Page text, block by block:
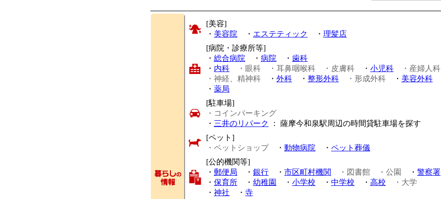
[美容]
・ 美容院 ・ エステティック ・ 理髪店
[病院・診療所等]
・ 総合病院 ・ 病院 ・ 歯科
・ 内科 ・眼科 ・耳鼻咽喉科 ・皮膚科 ・ 小児科 ・産婦人科
・神経、精神科 ・ 外科 ・ 整形外科 ・形成外科 ・ 美容外科
・ 薬局
[駐車場]
・コインパーキング
・ 三井のリパーク
： 薩摩今和泉駅周辺の時間貸駐車場を探す
[ペット]
・ペットショップ・ 動物病院 ・ ペット葬儀
[公的機関等]
・ 郵便局 ・ 銀行 ・ 市区町村機関 ・図書館 ・公園 ・ 警察署
・ 保育所 ・ 幼稚園 ・ 小学校 ・ 中学校 ・ 高校
・大学
・ 神社 ・ 寺